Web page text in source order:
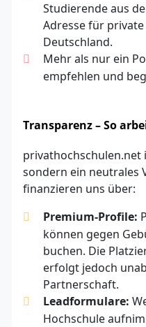
Studierende aus
Adresse für
Deutschland.
Mehr als nur ein
empfehlen und
Transparenz – So
privathochschulen.net
sondern ein neutrales
finanzieren uns über:
Premium-Profile:
können gegen
buchen. Die
erfolgt jedoch
Partnerschaft.
Leadformulare:
Hochschule